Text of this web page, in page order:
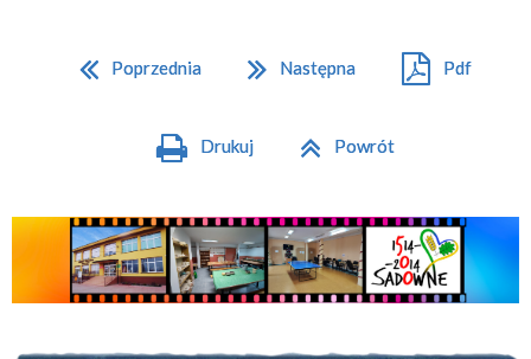
Poprzednia Następna Pdf
Drukuj Powrót